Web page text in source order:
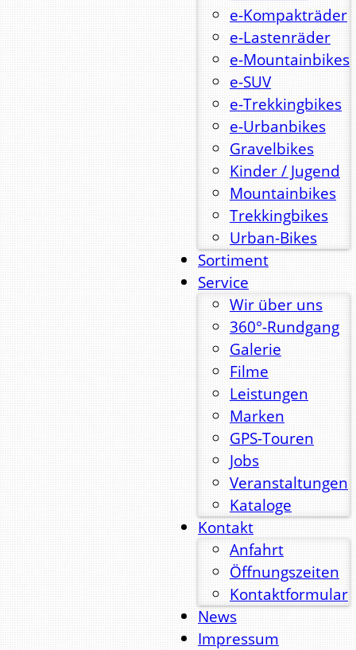
e-Kompakträder
e-Lastenräder
e-Mountainbikes
e-SUV
e-Trekkingbikes
e-Urbanbikes
Gravelbikes
Kinder / Jugend
Mountainbikes
Trekkingbikes
Urban-Bikes
Sortiment
Service
Wir über uns
360°-Rundgang
Galerie
Filme
Leistungen
Marken
GPS-Touren
Jobs
Veranstaltungen
Kataloge
Kontakt
Anfahrt
Öffnungszeiten
Kontaktformular
News
Impressum